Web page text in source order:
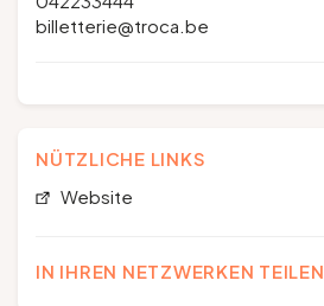
billetterie@troca.be
NÜTZLICHE LINKS
Website
IN IHREN NETZWERKEN TEILEN